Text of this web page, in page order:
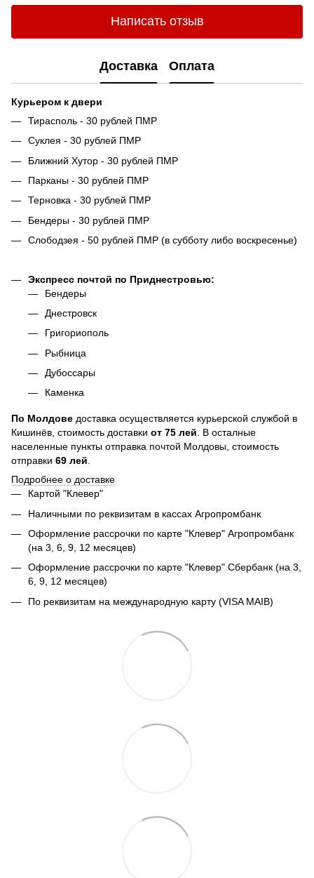
Написать отзыв
Доставка Оплата
Курьером к двери
Тирасполь - 30 рублей ПМР
Суклея - 30 рублей ПМР
Ближний Хутор - 30 рублей ПМР
Парканы - 30 рублей ПМР
Терновка - 30 рублей ПМР
Бендеры - 30 рублей ПМР
Слободзея - 50 рублей ПМР (в субботу либо воскресенье)
Экспресс почтой по Приднестровью:
Бендеры
Днестровск
Григориополь
Рыбница
Дубоссары
Каменка
По Молдове доставка осуществляется курьерской службой в
Кишинёв, стоимость доставки от 75 лей. В осталные
населенные пункты отправка почтой Молдовы, стоимость
отправки 69 лей.
Подробнее о доставке
Картой "Клевер"
Наличными по реквизитам в кассах Агропромбанк
Оформление рассрочки по карте "Клевер" Агропромбанк
(на 3, 6, 9, 12 месяцев)
Оформление рассрочки по карте "Клевер" Сбербанк (на 3,
6, 9, 12 месяцев)
По реквизитам на международную карту (VISA MAIB)